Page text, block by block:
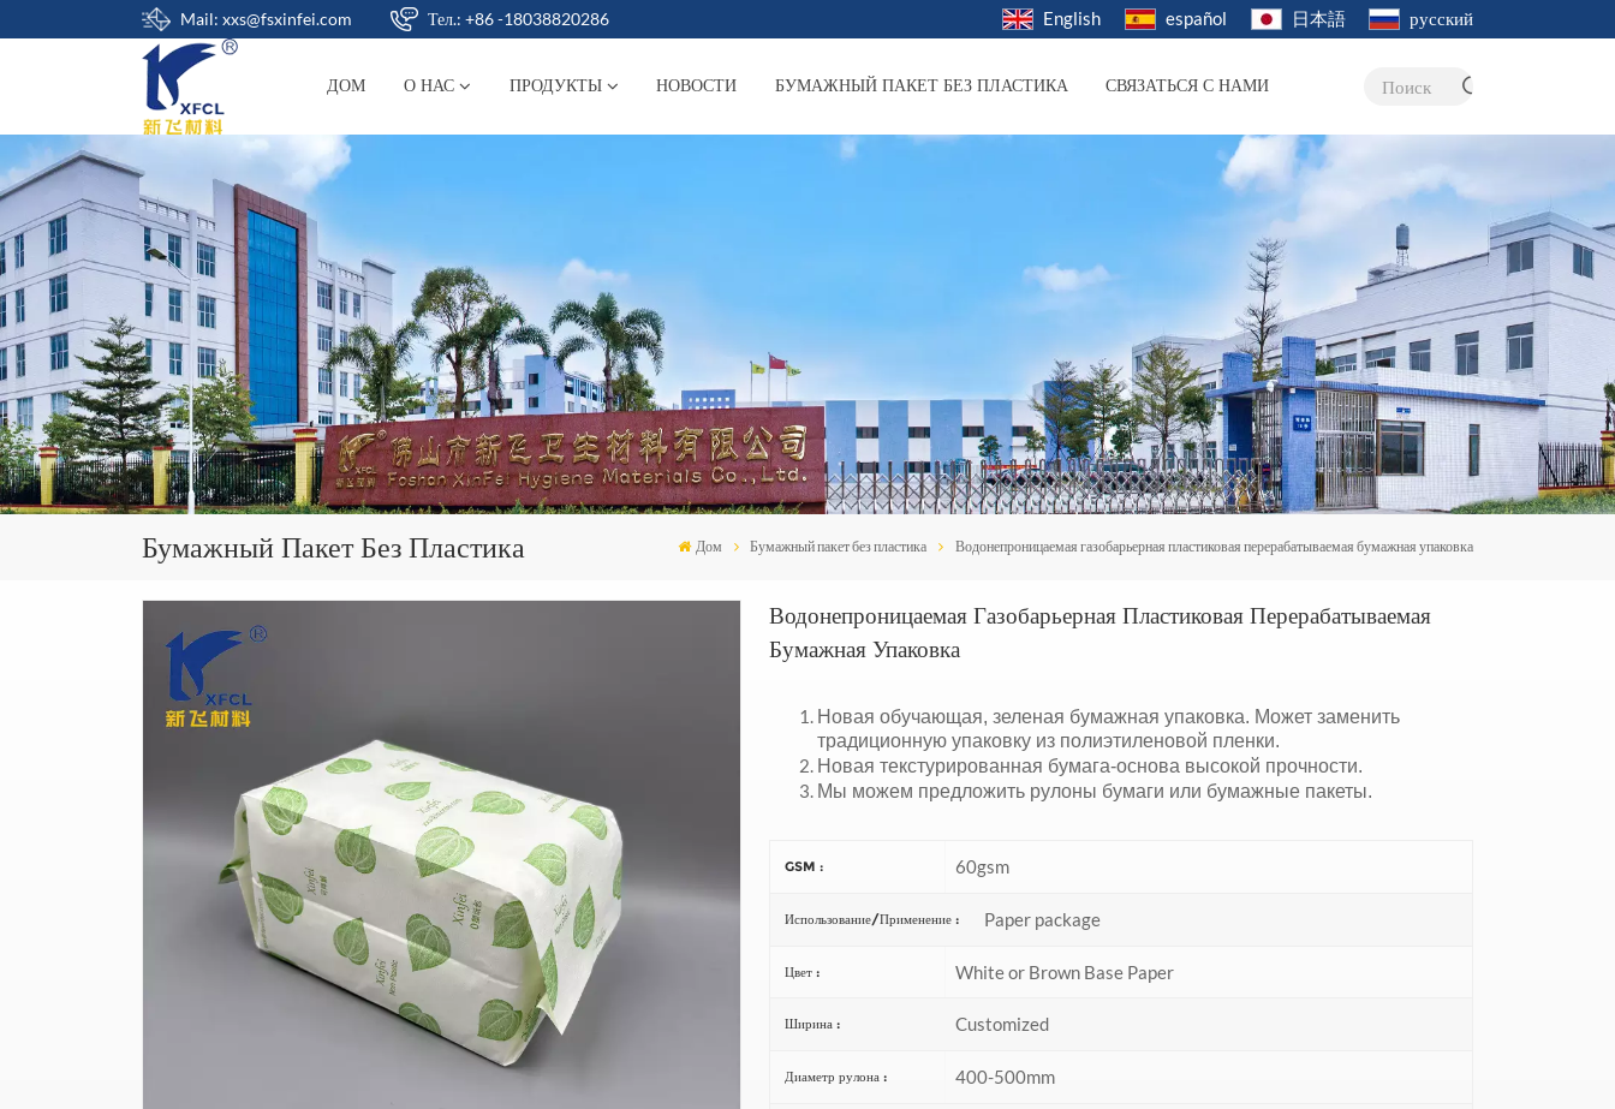
Mail: xxs@fsxinfei.com Тел.: +86 -18038820286 English español 日本語 русский
ДОМ О НАС ПРОДУКТЫ НОВОСТИ БУМАЖНЫЙ ПАКЕТ БЕЗ ПЛАСТИКА СВЯЗАТЬСЯ С НАМИ Поиск
Бумажный Пакет Без Пластика Дом Бумажный пакет без пластика Водонепроницаемая газобарьерная пластиковая перерабатываемая бумажная упаковка
Водонепроницаемая Газобарьерная Пластиковая Перерабатываемая
Бумажная Упаковка
Новая обучающая, зеленая бумажная упаковка. Может заменить
традиционную упаковку из полиэтиленовой пленки.
Новая текстурированная бумага-основа высокой прочности.
Мы можем предложить рулоны бумаги или бумажные пакеты.
GSM : 60gsm
Использование/Применение : Paper package
Цвет : White or Brown Base Paper
Ширина : Customized
Диаметр рулона : 400-500mm